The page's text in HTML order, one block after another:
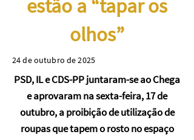
estão a “tapar os
olhos”
24 de outubro de 2025
PSD, IL e CDS-PP juntaram-se ao Chega
e aprovaram na sexta-feira, 17 de
outubro, a proibição de utilização de
roupas que tapem o rosto no espaço